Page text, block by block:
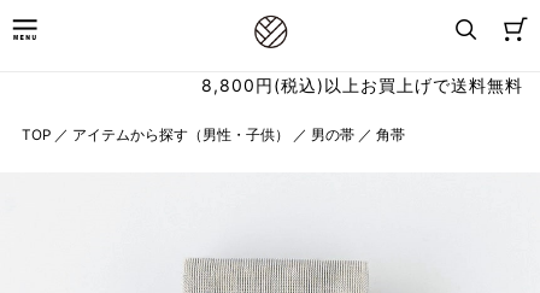
8,800円(税込)以上お買上げで送料無料
TOP ／ アイテムから探す（男性・子供） ／ 男の帯 ／ 角帯